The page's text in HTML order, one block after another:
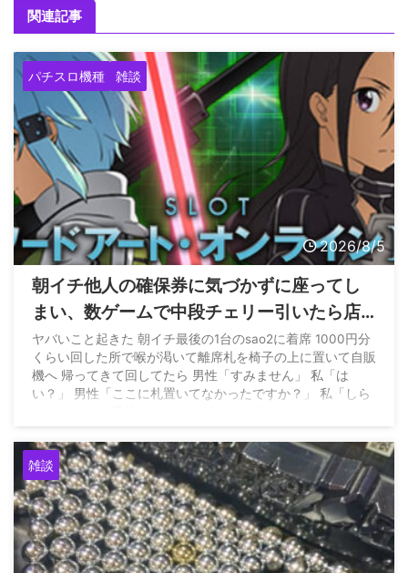
関連記事
パチスロ機種 雑談
2026/8/5
朝イチ他人の確保券に気づかずに座ってし
まい、数ゲームで中段チェリー引いたら店
員に代われと言われてしまったのだが
ヤバいこと起きた 朝イチ最後の1台のsao2に着席 1000円分
くらい回した所で喉が渇いて離席札を椅子の上に置いて自販
機へ 帰ってきて回してたら 男性「すみません」 私「は
い？」 男性「ここに札置いてなかったですか？」 私「しら
雑談